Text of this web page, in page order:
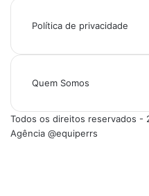
Política de privacidade
Quem Somos
Todos os direitos reservados
Agência @equiperrs